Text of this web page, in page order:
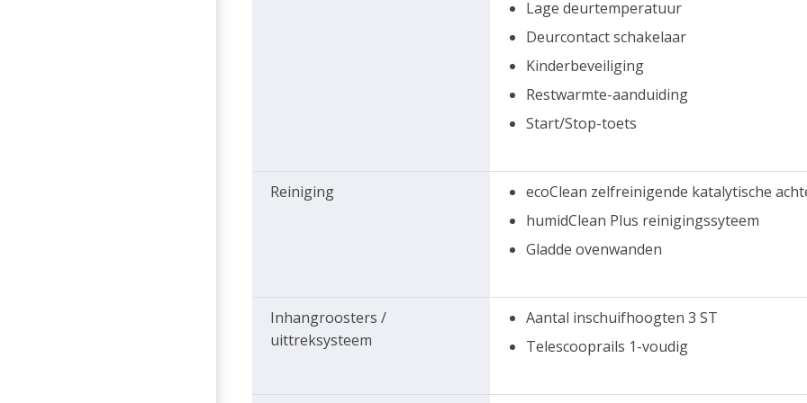
Lage deurtemperatuur
Deurcontact schakelaar
Kinderbeveiliging
Restwarmte-aanduiding
Start/Stop-toets
Reiniging
ecoClean zelfreinigende katalytische
humidClean Plus reinigingssyteem
Gladde ovenwanden
Inhangroosters /
uittreksysteem
Aantal inschuifhoogten 3 ST
Telescooprails 1-voudig